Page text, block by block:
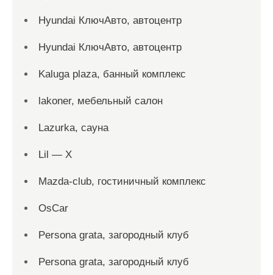
Hyundai КлючАвто, автоцентр
Hyundai КлючАвто, автоцентр
Kaluga plaza, банный комплекс
lakoner, мебельный салон
Lazurka, сауна
Lil — X
Mazda-club, гостиничный комплекс
OsCar
Persona grata, загородный клуб
Persona grata, загородный клуб